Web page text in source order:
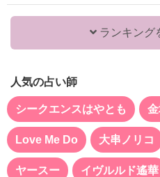
ランキング
人気の占い師
シークエンスはやとも
Love Me Do 大串ノリコ
ヤースー イヴルルド遙華